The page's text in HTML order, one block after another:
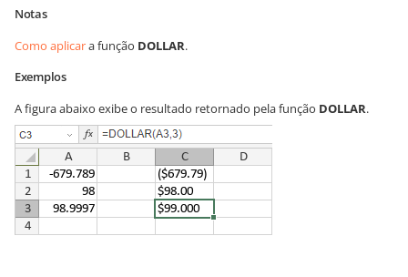
Notas
Como aplicara função DOLLAR.
Exemplos
A figura abaixo exibe o resultado retornado pela função DOLLAR.